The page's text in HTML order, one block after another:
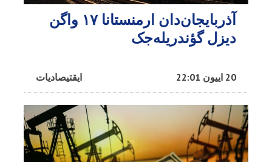
آذربایجان‌دان ارمنستانا ۱۷ واگن
دیزل گؤندریله‌جک
ایقتیصادیات 20 اییون 22:01